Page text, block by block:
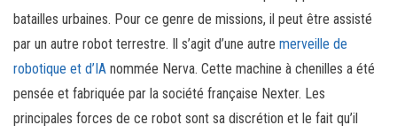
batailles urbaines. Pour ce genre de missions, il peut être assisté
par un autre robot terrestre. Il s’agit d’une autre merveille de
robotique et d’IA nommée Nerva. Cette machine à chenilles a été
pensée et fabriquée par la société française Nexter. Les
principales forces de ce robot sont sa discrétion et le fait qu’il